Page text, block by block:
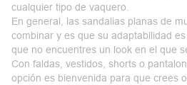
cualquier tipo de vaquero.
En general, las sandalias planas de
combinar y es que su adaptabilidad
que no encuentres un look en el que
Con faldas, vestidos, shorts o
opción es bienvenida para que crees